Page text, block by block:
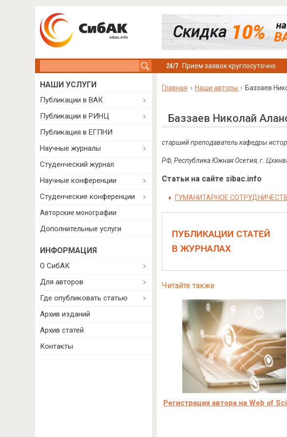
Прием заявок круглосуточно
Главная Наши авторы Баззаев
Баззаев Николай
старший преподаватель кафедры
РФ, Республика Южная Осетия, г.
Статьи на сайте sibac.info
ГУМАНИТАРНОЕ
ПУБЛИКАЦИИ СТАТЕЙ
В ЖУРНАЛАХ
Читайте также
Регистрация автора на Web of
НАШИ УСЛУГИ
Публикации в ВАК
Публикации в РИНЦ
Публикация в ЕГПНИ
Научные журналы
Студенческий журнал
Научные конференции
Студенческие конференции
Авторские монографии
Дополнительные услуги
ИНФОРМАЦИЯ
О СибАК
Для авторов
Где опубликовать статью
Архив изданий
Архив статей
Контакты